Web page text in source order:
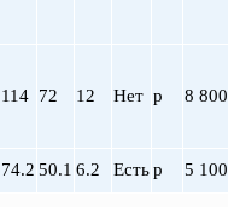
114 72 12 Нет р 8 800
74.2 50.1 6.2 Естьр 5 100